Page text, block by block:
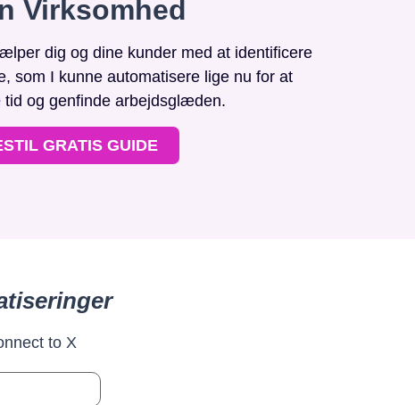
Virksomhed
dig og dine kunder med at identificere
som I kunne automatisere lige nu for at
tid og genfinde arbejdsglæden.
GRATIS GUIDE
to X